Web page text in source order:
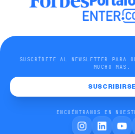
SUSCRÍBETE AL NEWSLETTER PARA
MUCHO MÁS.
SUSCRIBIRSE
ENCUÉNTRANOS EN